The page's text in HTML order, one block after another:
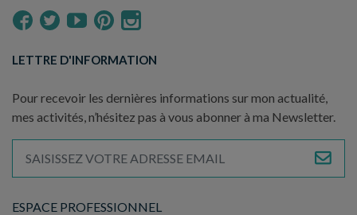
ESPACE PROFESSIONNEL
LETTRE D'INFORMATION
Pour recevoir les dernières informations sur mon actualité,
mes activités, n’hésitez pas à vous abonner à ma Newsletter.